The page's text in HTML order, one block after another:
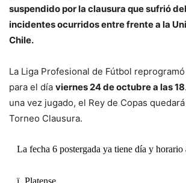
suspendido por la clausura que sufrió
incidentes ocurridos entre frente a la
Chile.
La Liga Profesional de Fútbol
para el día viernes 24 de octubre a las 18
una vez jugado, el Rey de Copas
Torneo Clausura.
La fecha 6 postergada ya tiene día y horario